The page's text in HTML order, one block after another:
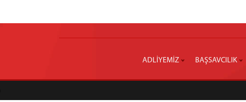
ADLİYEMİZ BAŞSAVCILIK